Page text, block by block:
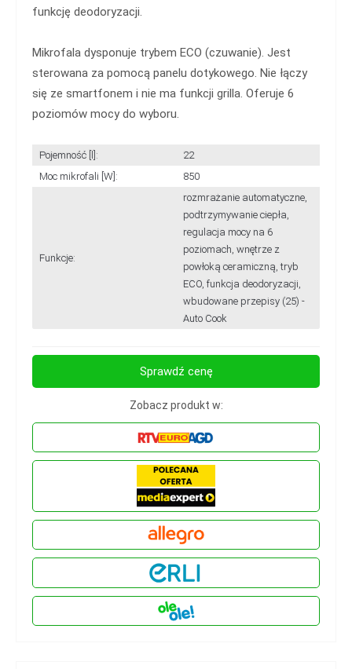
funkcję deodoryzacji.
Mikrofala dysponuje trybem ECO (czuwanie). Jest
sterowana za pomocą panelu dotykowego. Nie łączy
się ze smartfonem i nie ma funkcji grilla. Oferuje 6
poziomów mocy do wyboru.
Pojemność [l]:
22
Moc mikrofali [W]:
850
Funkcje:
rozmrażanie automatyczne,
podtrzymywanie ciepła,
regulacja mocy na 6
poziomach, wnętrze z
powłoką ceramiczną, tryb
ECO, funkcja deodoryzacji,
wbudowane przepisy (25) -
Auto Cook
Sprawdź cenę
Zobacz produkt w: